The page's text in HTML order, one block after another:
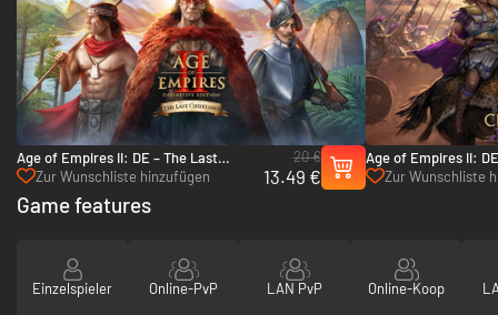
Age of Empires II: DE – The Last
Chieftains - PC (Steam)
Zur Wunschliste hinzufügen
20 €
13.49 €
Age of Empires II:
Alexander the Great
Zur Wunschliste
Game features
Einzelspieler Online-PvP LAN PvP Online-Koop